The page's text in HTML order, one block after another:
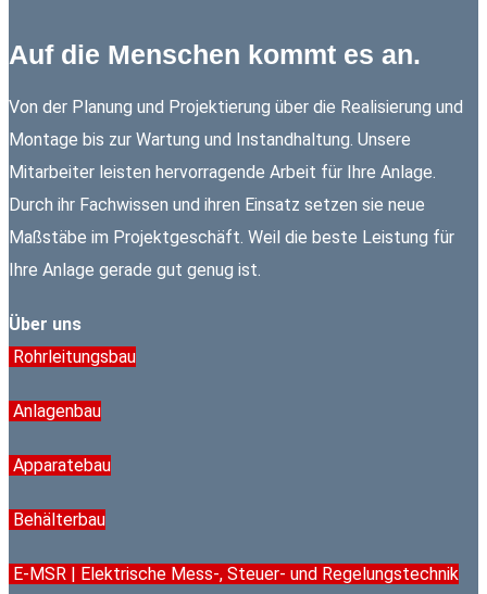
Auf die Menschen kommt es an.
Von der Planung und Projektierung über die Realisierung und
Montage bis zur Wartung und Instandhaltung. Unsere
Mitarbeiter leisten hervorragende Arbeit für Ihre Anlage.
Durch ihr Fachwissen und ihren Einsatz setzen sie neue
Maßstäbe im Projektgeschäft. Weil die beste Leistung für
Ihre Anlage gerade gut genug ist.
Über uns
Rohrleitungsbau
Anlagenbau
Apparatebau
Behälterbau
E-MSR | Elektrische Mess-, Steuer- und Regelungstechnik